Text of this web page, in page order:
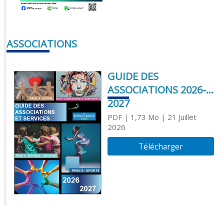
ASSOCIATIONS
GUIDE DES
ASSOCIATIONS 2026-
2027
PDF| 1,73 Mo | 21 Juillet
2026
Télécharger